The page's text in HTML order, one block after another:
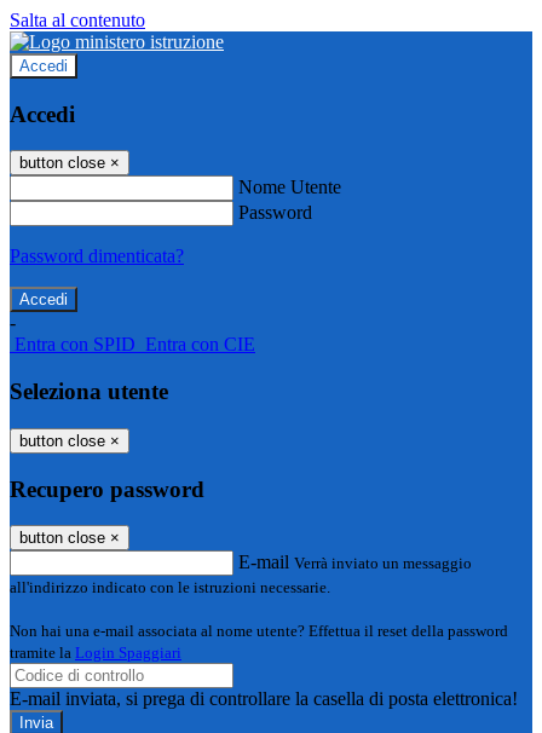
Salta al contenuto
Accedi
Accedi
button close ×
Nome Utente
Password
Password dimenticata?
-
Entra con SPID Entra con CIE
Seleziona utente
button close ×
Recupero password
button close ×
E-mail Verrà inviato un messaggio
all'indirizzo indicato con le istruzioni necessarie.
Non hai una e-mail associata al nome utente? Effettua il reset della password
tramite la Login Spaggiari
E-mail inviata, si prega di controllare la casella di posta elettronica!